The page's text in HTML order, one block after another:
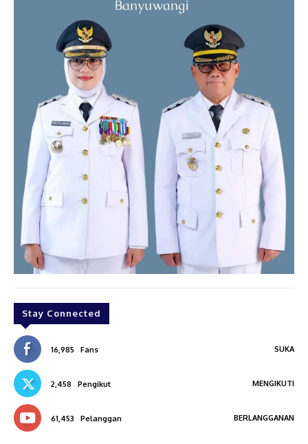
Stay Connected
16,985 Fans SUKA
2,458 Pengikut MENGIKUTI
61,453 Pelanggan BERLANGGANAN